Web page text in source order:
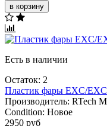
в корзину
Есть в наличии
Остаток: 2
Пластик фары EXC/
Производитель: RTech
Condition: Новое
2950 руб